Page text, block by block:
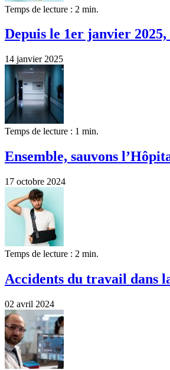
Temps de lecture : 2 min.
Depuis le 1er janvier
14 janvier 2025
Temps de lecture : 1 min.
Ensemble, sauvons
17 octobre 2024
Temps de lecture : 2 min.
Accidents du travail dans
02 avril 2024